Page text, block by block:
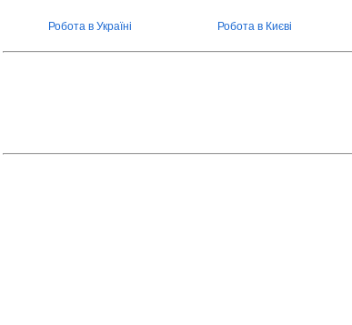
Робота в Україні Робота в Києві